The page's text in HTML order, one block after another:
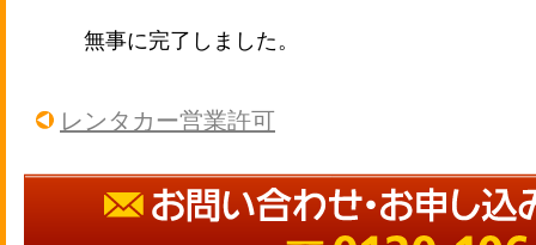
無事に完了しました。
レンタカー営業許可